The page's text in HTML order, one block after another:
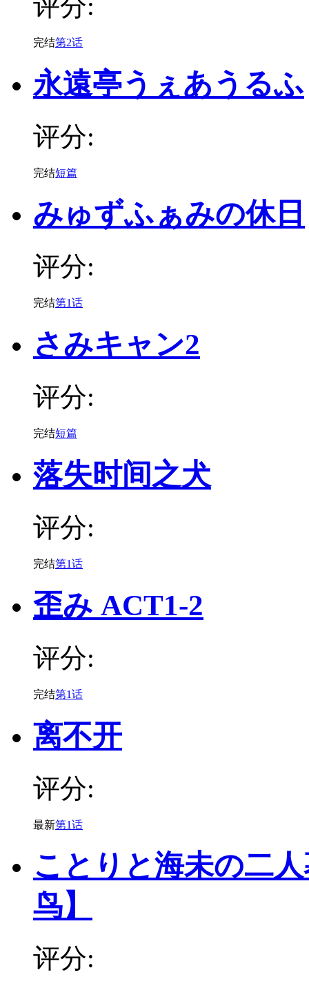
完结第2话
永遠亭うぇあうるふ
评分:
完结短篇
みゅずふぁみの休日
评分:
完结第1话
さみキャン2
评分:
完结短篇
落失时间之犬
评分:
完结第1话
歪み ACT1-2
评分:
完结第1话
离不开
评分:
最新第1话
ことりと海未の二
鸟】
评分: